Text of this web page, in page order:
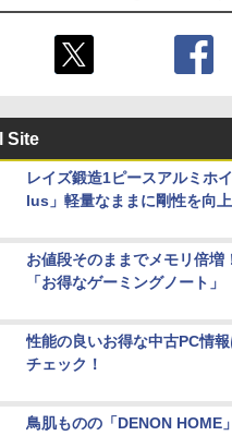
Site
レイズ鍛造1ピースアルミホ
lus」軽量なままに剛性を向上
お値段そのままでメモリ倍増
「お得なゲーミングノート」
性能の良いお得な中古PC情
チェック！
鳥肌ものの「DENON HOME